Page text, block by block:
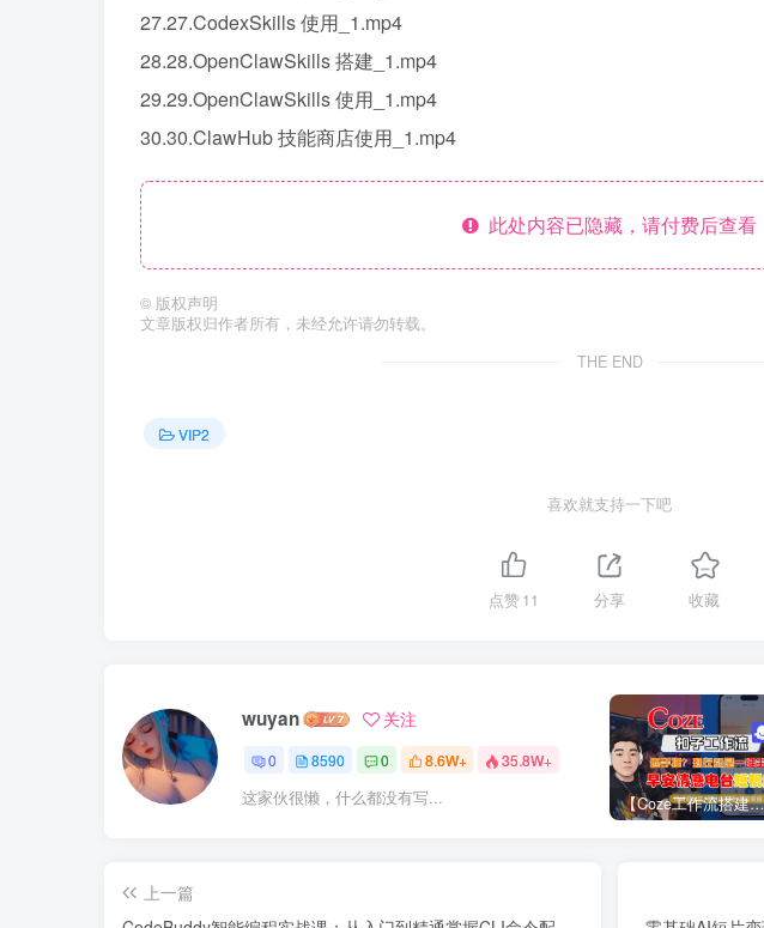
27.27.CodexSkills 使用_1.mp4
28.28.OpenClawSkills 搭建_1.mp4
29.29.OpenClawSkills 使用_1.mp4
30.30.ClawHub 技能商店使用_1.mp4
此处内容已隐藏，请付费后查看
© 版权声明
文章版权归作者所有，未经允许请勿转载。
THE END
VIP2
喜欢就支持一下吧
点赞11 分享 收藏
wuyan 关注
0 8590 0 8.6W+ 35.8W+
这家伙很懒，什么都没有写... 【Coze工作流搭建实操教程】【coze】早安情感电台日签视频还在手动做？用扣子工作流自动生成，省时90%
上一篇